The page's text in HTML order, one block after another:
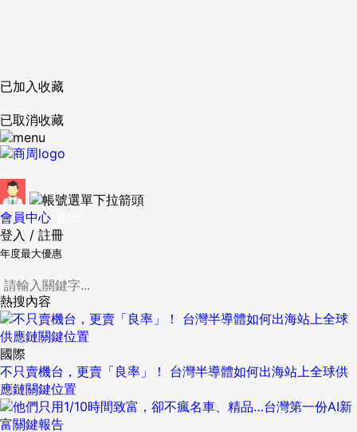
已加入收藏
已取消收藏
會員中心
登入 / 註冊
年度最大優惠
熱搜內容
國際
不只賣機台，更賣「良率」！ 台灣半導體如何出海站上全球供
應鏈關鍵位置